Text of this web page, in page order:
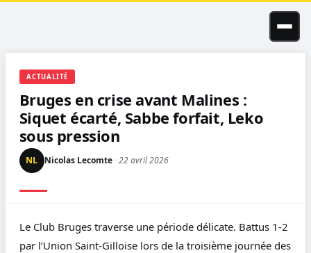
ACTUALITÉ
Bruges en crise avant Malines :
Siquet écarté, Sabbe forfait, Leko
sous pression
NL Nicolas Lecomte · 22 avril 2026
Le Club Bruges traverse une période délicate. Battus 1-2
par l’Union Saint-Gilloise lors de la troisième journée des